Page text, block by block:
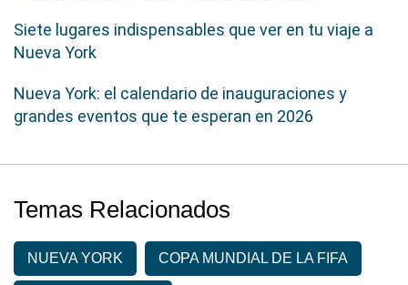
Siete lugares indispensables que ver en tu viaje a
Nueva York
Nueva York: el calendario de inauguraciones y
grandes eventos que te esperan en 2026
Temas Relacionados
NUEVA YORK COPA MUNDIAL DE LA FIFA